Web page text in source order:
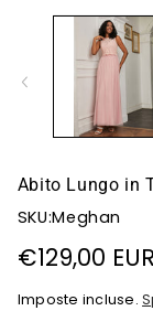
Abito Lungo in
SKU:Meghan
Prezzo
di
€129,00 EUR
Imposte incluse.